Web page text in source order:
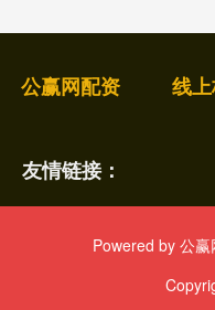
公赢网配资 线
友情链接：
Powered by 公赢